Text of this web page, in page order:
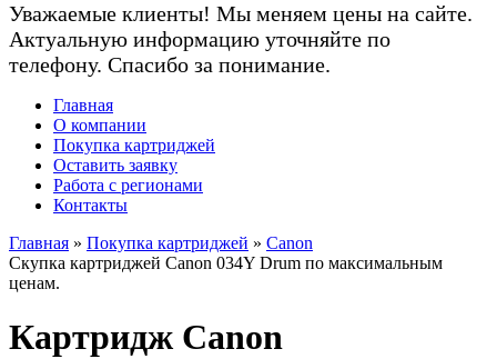
Уважаемые клиенты! Мы меняем цены на сайте.
Актуальную информацию уточняйте по
телефону. Спасибо за понимание.
Главная
О компании
Покупка картриджей
Оставить заявку
Работа с регионами
Контакты
Главная » Покупка картриджей » Canon
Скупка картриджей Canon 034Y Drum по максимальным
ценам.
Картридж Canon